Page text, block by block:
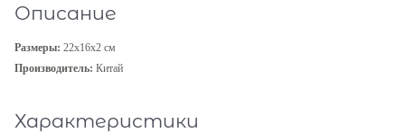
Описание
Размеры: 22х16х2 см
Производитель: Китай
Характеристики